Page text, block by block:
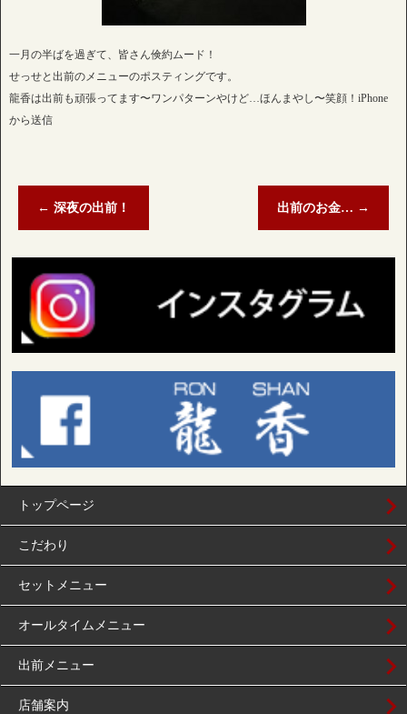
一月の半ばを過ぎて、皆さん倹約ムード！
せっせと出前のメニューのポスティングです。
龍香は出前も頑張ってます〜ワンパターンやけど…ほんまやし〜笑顔！iPhone
から送信
← 深夜の出前！ 出前のお金… →
トップページ
こだわり
セットメニュー
オールタイムメニュー
出前メニュー
店舗案内